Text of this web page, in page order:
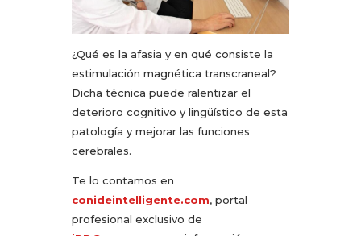
¿Qué es la afasia y en qué consiste la
estimulación magnética transcraneal?
Dicha técnica puede ralentizar el
deterioro cognitivo y lingüístico de esta
patología y mejorar las funciones
cerebrales.
Te lo contamos en
conideintelligente.com, portal
profesional exclusivo de